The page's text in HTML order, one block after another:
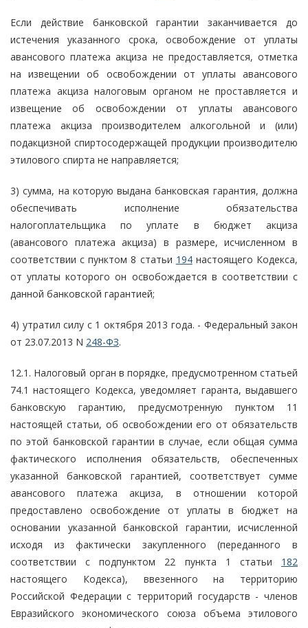
Если действие банковской гарантии заканчивается до
истечения указанного срока, освобождение от уплаты
авансового платежа акциза не предоставляется, отметка
на извещении об освобождении от уплаты авансового
платежа акциза налоговым органом не проставляется и
извещение об освобождении от уплаты авансового
платежа акциза производителем алкогольной и (или)
подакцизной спиртосодержащей продукции производителю
этилового спирта не направляется;
3) сумма, на которую выдана банковская гарантия, должна
обеспечивать исполнение обязательства
налогоплательщика по уплате в бюджет акциза
(авансового платежа акциза) в размере, исчисленном в
соответствии с пунктом 8 статьи 194настоящего Кодекса,
от уплаты которого он освобождается в соответствии с
данной банковской гарантией;
4) утратил силу с 1 октября 2013 года. - Федеральный закон
от 23.07.2013 N 248-ФЗ.
12.1. Налоговый орган в порядке, предусмотренном статьей
74.1 настоящего Кодекса, уведомляет гаранта, выдавшего
банковскую гарантию, предусмотренную пунктом 11
настоящей статьи, об освобождении его от обязательств
по этой банковской гарантии в случае, если общая сумма
фактического исполнения обязательств, обеспеченных
указанной банковской гарантией, соответствует сумме
авансового платежа акциза, в отношении которой
предоставлено освобождение от уплаты в бюджет на
основании указанной банковской гарантии, исчисленной
исходя из фактически закупленного (переданного в
соответствии с подпунктом 22 пункта 1 статьи 182
настоящего Кодекса), ввезенного на территорию
Российской Федерации с территорий государств - членов
Евразийского экономического союза объема этилового